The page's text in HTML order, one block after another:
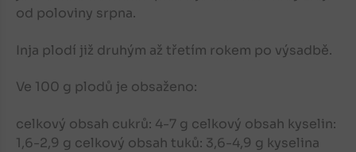
od poloviny srpna.
Inja plodí již druhým až třetím rokem po výsadbě.
Ve 100 g plodů je obsaženo:
celkový obsah cukrů: 4-7 g celkový obsah kyselin:
1,6-2,9 g celkový obsah tuků: 3,6-4,9 g kyselina